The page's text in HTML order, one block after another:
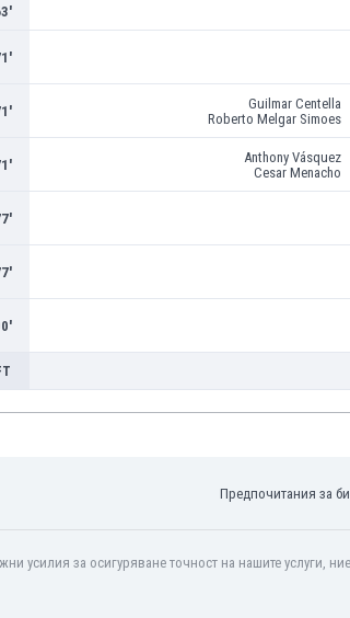
Guilmar Centella
Roberto Melgar Simoes
Anthony Vásquez
Cesar Menacho
Предпочитания за
усилия за осигуряване точност на нашите